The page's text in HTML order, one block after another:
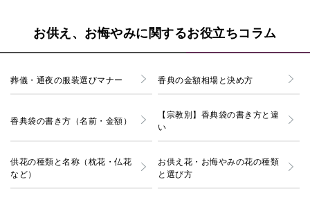
お供え、お悔やみに関するお役立ちコラム
葬儀・通夜の服装選びマナー 香典の金額相場と決め方
香典袋の書き方（名前・金額）
【宗教別】香典袋の書き方と違
い
供花の種類と名称（枕花・仏花
など）
お供え花・お悔やみの花の種類
と選び方